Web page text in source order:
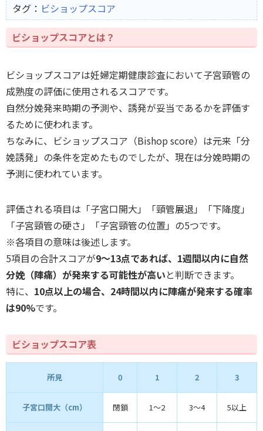
タグ： ビショップスコア
ビショップスコアとは？
ビショップスコアは妊婦定期健康診査において子宮頸管の
成熟度の評価に使用されるスコアです。
自然分娩発来時期の予測や、誘発が妥当であるかを評価す
るために使われます。
ちなみに、ビショップスコア（Bishop score）は元来「分
娩誘発」の条件を定めたものでしたが、現在は分娩時期の
予測に使われています。
評価される項目は「子宮口開大」「頸管展退」「下降度」
「子宮頸管の硬さ」「子宮頸管の位置」の5つです。
※各項目の意味は後述します。
5項目の合計スコアが9～13点であれば、1週間以内に自然
分娩（陣痛）が発来する可能性が高いと判断できます。
特に、 10点以上の場合、24時間以内に陣痛が発来する確率
は90%です。
ビショップスコア表
所見 0 1 2 3
子宮口開大（cm） 閉鎖 1～2 3～4 5以上